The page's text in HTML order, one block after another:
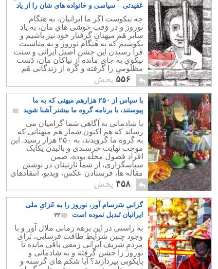
عَقیدتی – سیاسی و خانواده های شان را از یاد
نَبریم
چه نیکوست اگر ما ایرانیان، به هنگام
نوروز و در وَقتِ خوشی هایِ مان، به یاد
سایر هَم میهنانِ گرفتار خود نیز باشیم و
بکوشیم که به هنگام نوروز و به مناسبت
فَرا رسیدن این جشن اصیل ایرانی و سنت
نیکویِ به جای مانده از نیاکان مان، دَست
مظلومی را گرفته و گره از زندگانی هَم
میهنی بگشاییم.
۵۵۶ پخش
با سپاس از ۲۵۰ هزارهم میهنی که به ما
پیوستند، با برنامه گروه ما بیشتر آشنا شوید
۲
با شادمانی به آگاهی شما گرامیان می
رساند که هم اکنون شمار هم میهنانی که
به گروه ما گرویدند، به ۲۵۰ هزار رسید. این
موجب نهایت خرسندی و بالیدن یکایک
افراد فضول محله بوده، ضمن
سپاسگزاری، از شما نازنینان در نوشتن
مقاله ها، فرستادن عکس، ویدیو، انتقادهای
سازنده، و همکاری بیشتر درخواست کمک
دارد.
۴۵۸ پخش
گرانیِ سَرسام آور، نوروز را به عَزایِ ملی
ایرانیان تَبدیل نموده است
۲۲
به راستی در این برهه زمانی ملال آور و با
وجود چنین شرایطِ طاقت فرسایی، بَرای
مردمِ شریف ایرانی رَمقی باقی مانده تا
نوروز را جشن گرفته و به شادمانی و
پایکوبی بپردازند؟ آیا شکم های گرسنه و